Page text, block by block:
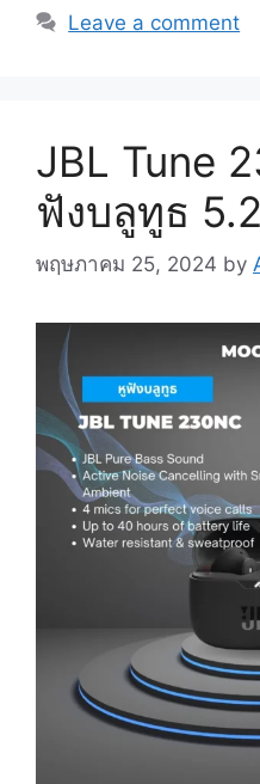
Leave a comment
JBL Tune
ฟังบลูทูธ 5.2
พฤษภาคม 25, 2024 by